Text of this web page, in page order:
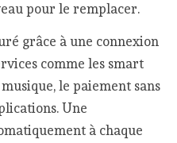
pour le remplacer.
grâce à une connexion
comme les smart
le paiement sans
Une
à chaque